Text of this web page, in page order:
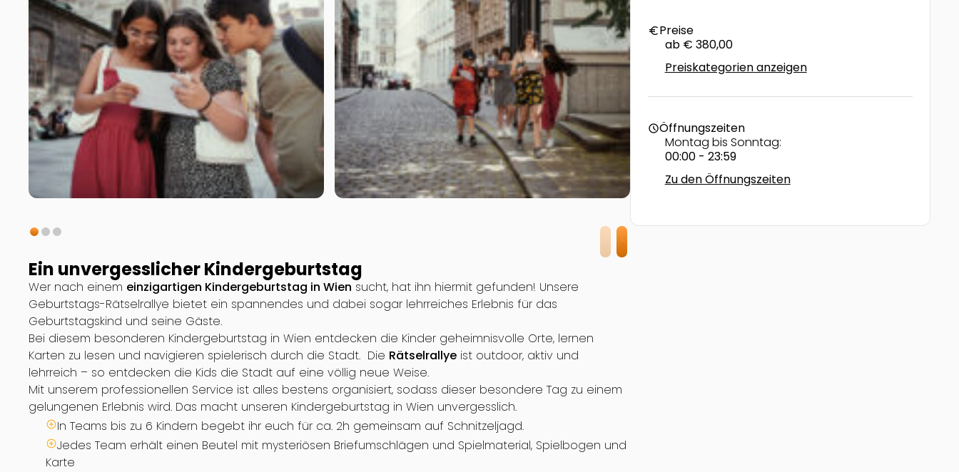
Ein unvergesslicher Kindergeburtstag
Wer nach einem einzigartigen Kindergeburtstag in Wien sucht, hat ihn hiermit gefunden! Unsere
Geburtstags-Rätselrallye bietet ein spannendes und dabei sogar lehrreiches Erlebnis für das
Geburtstagskind und seine Gäste.
Bei diesem besonderen Kindergeburtstag in Wien entdecken die Kinder geheimnisvolle Orte, lernen
Karten zu lesen und navigieren spielerisch durch die Stadt. Die Rätselrallye ist outdoor, aktiv und
lehrreich – so entdecken die Kids die Stadt auf eine völlig neue Weise.
Mit unserem professionellen Service ist alles bestens organisiert, sodass dieser besondere Tag zu einem
gelungenen Erlebnis wird. Das macht unseren Kindergeburtstag in Wien unvergesslich.
In Teams bis zu 6 Kindern begebt ihr euch für ca. 2h gemeinsam auf Schnitzeljagd.
Jedes Team erhält einen Beutel mit mysteriösen Briefumschlägen und Spielmaterial, Spielbogen und
Karte
euroPreise
ab € 380,00
Preiskategorien anzeigen
scheduleÖffnungszeiten
Montag bis Sonntag:
00:00 - 23:59
Zu den Öffnungszeiten